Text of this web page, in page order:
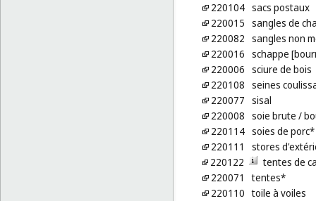
220104 sacs postaux
220015 sangles de
220082 sangles non
220016 schappe
220006 sciure de bois
220108 seines
220077 sisal
220008 soie brute /
220114 soies de porc*
220111
stores
220122
tentes de
220071
tentes*
220110 toile à voiles